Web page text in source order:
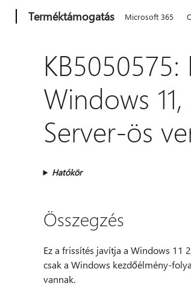
Terméktámogatás Microsoft 365
Windows
Server-ös
Hatókör
Összegzés
Ez a frissítés javítja a Windows 11
csak a Windows kezdőélmény-
vannak.